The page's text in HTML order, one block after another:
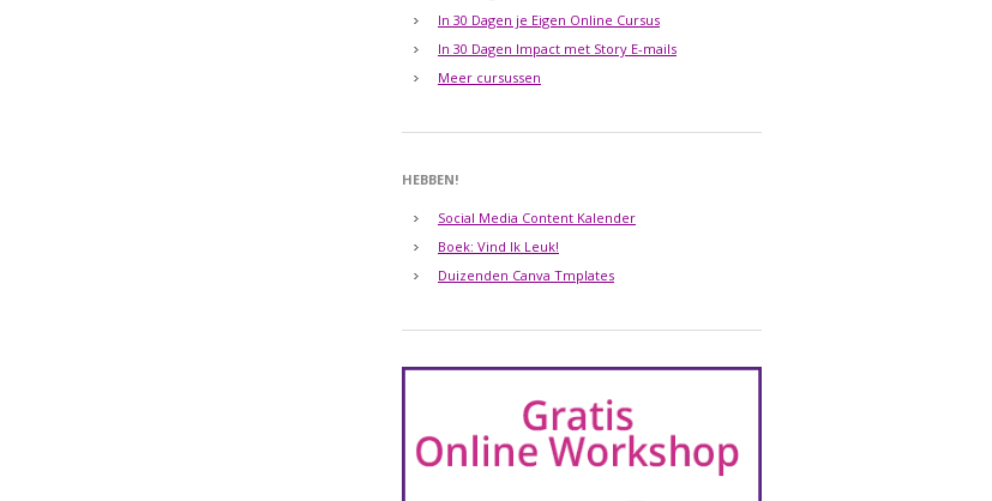
In 30 Dagen je Eigen Online Cursus
In 30 Dagen Impact met Story E-mails
Meer cursussen
HEBBEN!
Social Media Content Kalender
Boek: Vind Ik Leuk!
Duizenden Canva Tmplates